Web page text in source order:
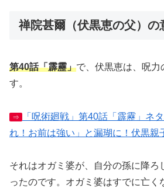
禅院甚爾（伏黒恵の父）の
第40話「霹靂」で、伏黒恵は、呪力
す。
⇒
「呪術廻戦」第40話「霹靂」ネ
れ！お前は強い」と漏瑚に！伏黒親
それはオガミ婆が、自分の孫に降ろ
ったのです。オガミ婆はすでに亡く